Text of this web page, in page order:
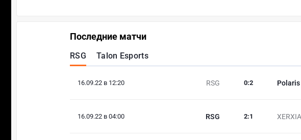
Последние матчи
RSG Talon Esports
16.09.22 в 12:20 RSG Polaris
0:2
16.09.22 в 04:00 RSG XERXIA
2:1